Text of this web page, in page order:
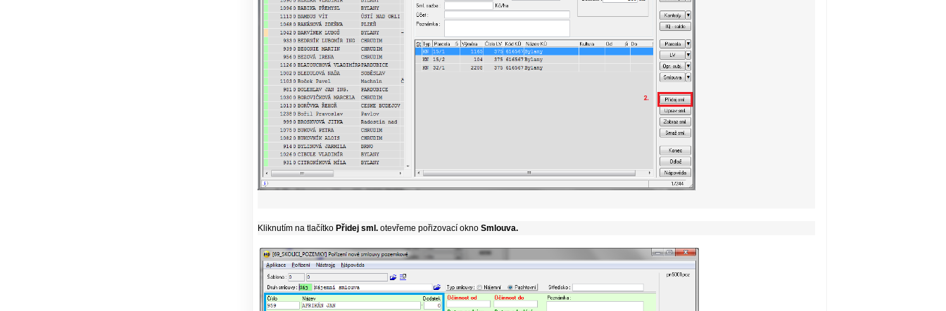
Kliknutím na tlačítko Přidej sml. otevřeme pořizovací okno Smlouva.